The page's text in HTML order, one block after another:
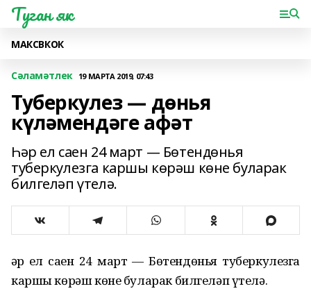
Туган як
МАКСВКОК
Сәламәтлек 19 МАРТА 2019, 07:43
Туберкулез — дөнья
күләмендәге афәт
Һәр ел саен 24 март — Бөтендөнья
туберкулезга каршы көрәш көне буларак
билгеләп үтелә.
Һәр ел саен 24 март — Бөтендөнья туберкулезга
каршы көрәш көне буларак билгеләп үтелә.